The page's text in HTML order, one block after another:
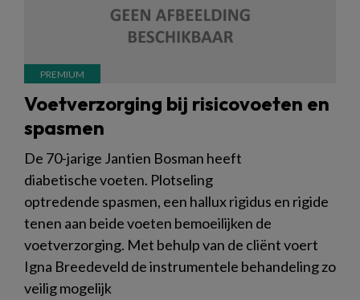
Voetverzorging bij risicovoeten en
spasmen
De 70-jarige Jantien Bosman heeft
diabetische voeten. Plotseling
optredende spasmen, een hallux rigidus en rigide
tenen aan beide voeten bemoeilijken de
voetverzorging. Met behulp van de cliënt voert
Igna Breedeveld de instrumentele behandeling zo
veilig mogelijk